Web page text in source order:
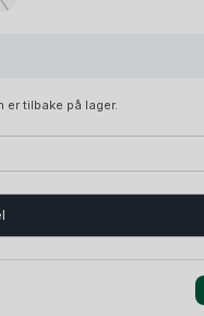
tilbake på lager.